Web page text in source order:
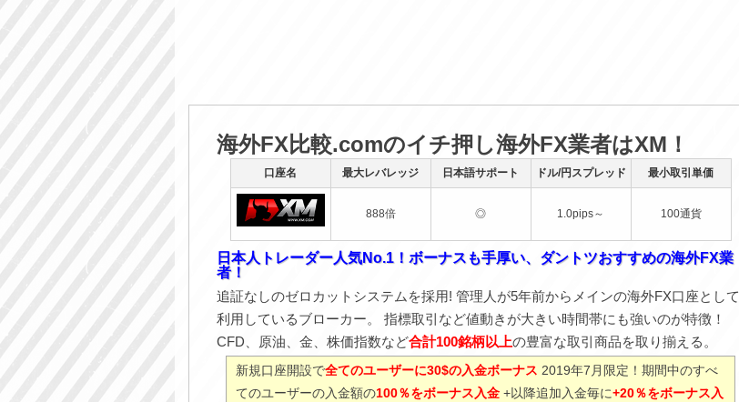
海外FX比較.comのイチ押し海外FX業者はXM！
口座名 最大レバレッジ 日本語サポート ドル/円スプレッド 最小取引単価
888倍 ◎ 1.0pips～ 100通貨
日本人トレーダー人気No.1！ボーナスも手厚い、ダントツおすすめの海外FX業
者！
追証なしのゼロカットシステムを採用! 管理人が5年前からメインの海外FX口座として
利用しているブローカー。 指標取引など値動きが大きい時間帯にも強いのが特徴！
CFD、原油、金、株価指数など合計100銘柄以上の豊富な取引商品を取り揃える。
新規口座開設で全てのユーザーに30$の入金ボーナス 2019年7月限定！期間中のすべ
てのユーザーの入金額の100％をボーナス入金 +以降追加入金毎に+20％をボーナス入